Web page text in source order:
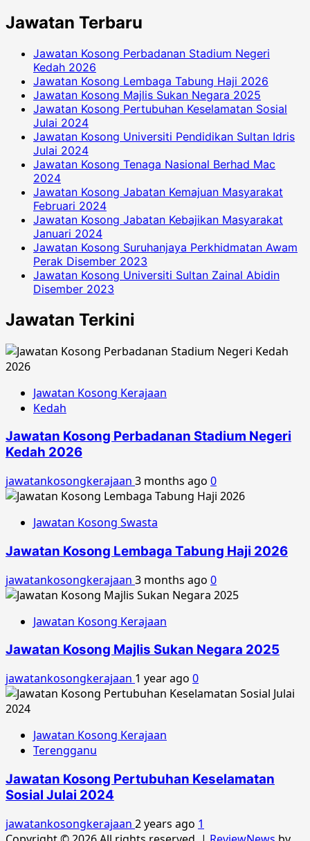
Jawatan Terbaru
Jawatan Kosong Perbadanan Stadium Negeri
Kedah 2026
Jawatan Kosong Lembaga Tabung Haji 2026
Jawatan Kosong Majlis Sukan Negara 2025
Jawatan Kosong Pertubuhan Keselamatan Sosial
Julai 2024
Jawatan Kosong Universiti Pendidikan Sultan Idris
Julai 2024
Jawatan Kosong Tenaga Nasional Berhad Mac
2024
Jawatan Kosong Jabatan Kemajuan Masyarakat
Februari 2024
Jawatan Kosong Jabatan Kebajikan Masyarakat
Januari 2024
Jawatan Kosong Suruhanjaya Perkhidmatan Awam
Perak Disember 2023
Jawatan Kosong Universiti Sultan Zainal Abidin
Disember 2023
Jawatan Terkini
Jawatan Kosong Kerajaan
Kedah
Jawatan Kosong Perbadanan Stadium Negeri
Kedah 2026
jawatankosongkerajaan 3 months ago 0
Jawatan Kosong Swasta
Jawatan Kosong Lembaga Tabung Haji 2026
jawatankosongkerajaan 3 months ago 0
Jawatan Kosong Kerajaan
Jawatan Kosong Majlis Sukan Negara 2025
jawatankosongkerajaan 1 year ago 0
Jawatan Kosong Kerajaan
Terengganu
Jawatan Kosong Pertubuhan Keselamatan
Sosial Julai 2024
jawatankosongkerajaan 2 years ago 1